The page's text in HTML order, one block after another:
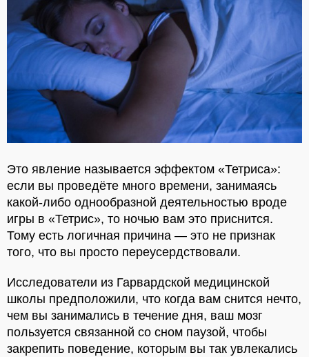
Это явление называется эффектом «Тетриса»:
если вы проведёте много времени, занимаясь
какой-либо однообразной деятельностью вроде
игры в «Тетрис», то ночью вам это приснится.
Тому есть логичная причина — это не признак
того, что вы просто переусердствовали.
Исследователи из Гарвардской медицинской
школы предположили, что когда вам снится нечто,
чем вы занимались в течение дня, ваш мозг
пользуется связанной со сном паузой, чтобы
закрепить поведение, которым вы так увлекались